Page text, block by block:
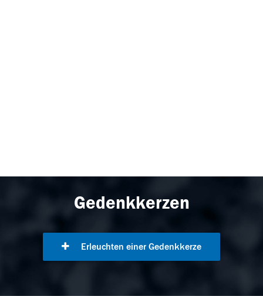
Gedenkkerzen
Erleuchten einer Gedenkkerze